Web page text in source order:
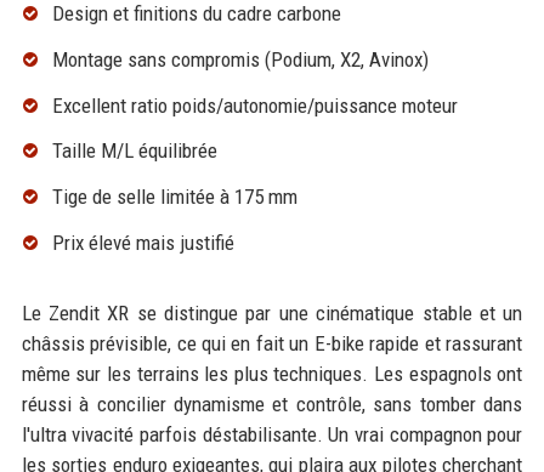
Design et finitions du cadre carbone
Montage sans compromis (Podium, X2, Avinox)
Excellent ratio poids/autonomie/puissance moteur
Taille M/L équilibrée
Tige de selle limitée à 175 mm
Prix élevé mais justifié
Le Zendit XR se distingue par une cinématique stable et un
châssis prévisible, ce qui en fait un E-bike rapide et rassurant
même sur les terrains les plus techniques. Les espagnols ont
réussi à concilier dynamisme et contrôle, sans tomber dans
l'ultra vivacité parfois déstabilisante. Un vrai compagnon pour
les sorties enduro exigeantes, qui plaira aux pilotes cherchant